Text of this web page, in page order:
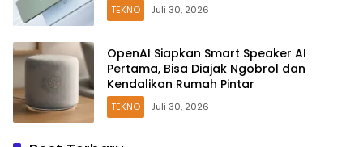
TEKNO Juli 30, 2026
OpenAI Siapkan Smart Speaker AI
Pertama, Bisa Diajak Ngobrol dan
Kendalikan Rumah Pintar
TEKNO Juli 30, 2026